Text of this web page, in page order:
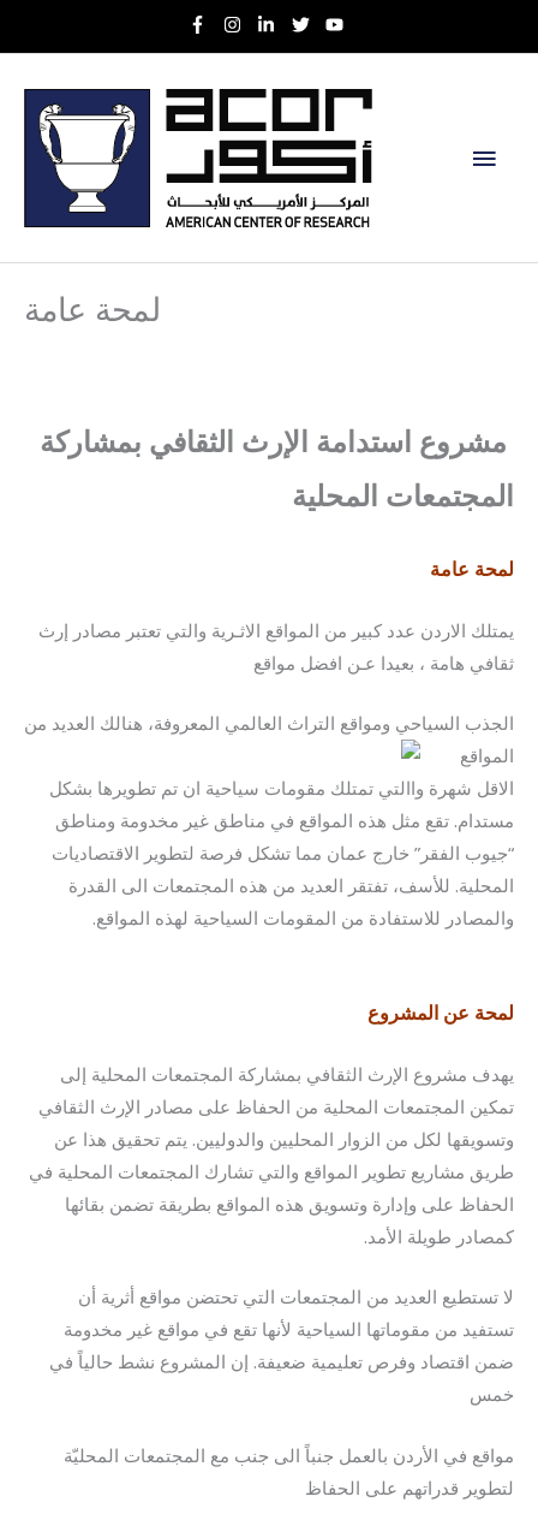
to
Main
لمحة عامة
مشروع استدامة الإرث الثقافي بمشاركة
المجتمعات المحلية
لمحة عامة
يمتلك الاردن عدد كبير من المواقع الاثـرية والتي تعتبر مصادر إرث
ثقافي هامة ، بعيدا عـن افضل مواقع
الجذب السياحي ومواقع التراث العالمي المعروفة، هنالك العديد من
المواقع
الاقل شهرة واالتي تمتلك مقومات سياحية ان تم تطويرها بشكل
مستدام. تقع مثل هذه المواقع في مناطق غير مخدومة ومناطق
“جيوب الفقر” خارج عمان مما تشكل فرصة لتطوير الاقتصاديات
المحلية. للأسف، تفتقر العديد من هذه المجتمعات الى القدرة
والمصادر للاستفادة من المقومات السياحية لهذه المواقع.
لمحة عن المشروع
يهدف مشروع الإرث الثقافي بمشاركة المجتمعات المحلية إلى
تمكين المجتمعات المحلية من الحفاظ على مصادر الإرث الثقافي
وتسويقها لكل من الزوار المحليين والدوليين. يتم تحقيق هذا عن
طريق مشاريع تطوير المواقع والتي تشارك المجتمعات المحلية في
الحفاظ على وإدارة وتسويق هذه المواقع بطريقة تضمن بقائها
كمصادر طويلة الأمد.
لا تستطيع العديد من المجتمعات التي تحتضن مواقع أثرية أن
تستفيد من مقوماتها السياحية لأنها تقع في مواقع غير مخدومة
ضمن اقتصاد وفرص تعليمية ضعيفة. إن المشروع نشط حالياً في
خمس
مواقع في الأردن بالعمل جنباً الى جنب مع المجتمعات المحليّة
لتطوير قدراتهم على الحفاظ